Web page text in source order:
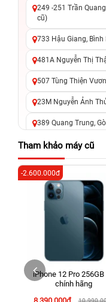
249 -251 Trần
cũ)
733 Hậu Giang,
481A Nguyễn Thị
507 Tùng Thiện
23M Nguyễn Ảnh
389 Quang Trung,
625 - 625A Âu Cơ,
326 Lê Văn Việt,
Đức cũ)
256 Võ Văn Ngân,
70 Nguyễn An
24h Vũng Tàu:
Tàu cũ)
198 Hoàng Văn Thụ,
Tham khảo máy cũ
iPhone 12 Pro 256GB
chính hãng
-2.600.000đ